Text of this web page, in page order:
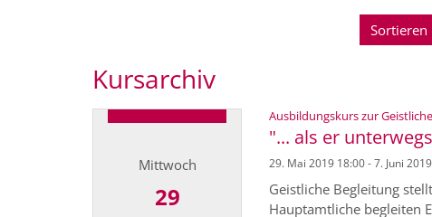
Sortieren
Kursarchiv
Mittwoch
29
Ausbildungskurs zur
"... als er
29. Mai 2019 18:00 - 7. Juni
Geistliche Begleitung
Hauptamtliche begleiten